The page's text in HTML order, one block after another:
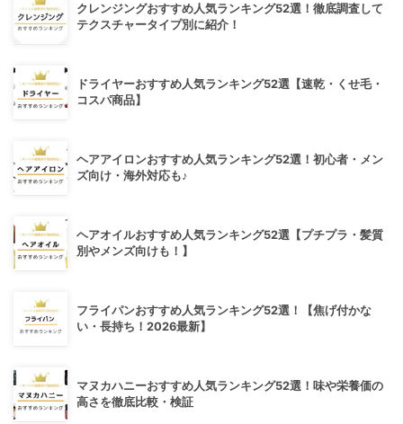
クレンジングおすすめ人気ランキング52選！徹底調査して
テクスチャータイプ別に紹介！
ドライヤーおすすめ人気ランキング52選【速乾・くせ毛・
コスパ商品】
ヘアアイロンおすすめ人気ランキング52選！初心者・メン
ズ向け・海外対応も♪
ヘアオイルおすすめ人気ランキング52選【プチプラ・髪質
別やメンズ向けも！】
フライパンおすすめ人気ランキング52選！【焦げ付かな
い・長持ち！2026最新】
マヌカハニーおすすめ人気ランキング52選！味や栄養価の
高さを徹底比較・検証